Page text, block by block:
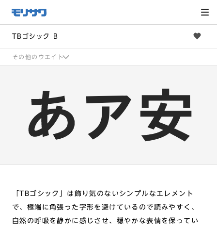
メ
ニュー
飛ばし
へ移動
TBゴシック B
その他のウエイト
「TBゴシック」は飾り気のないシンプルなエレメント
で、極端に角張った字形を避けているので読みやすく、
自然の呼吸を静かに感じさせ、穏やかな表情を保ってい